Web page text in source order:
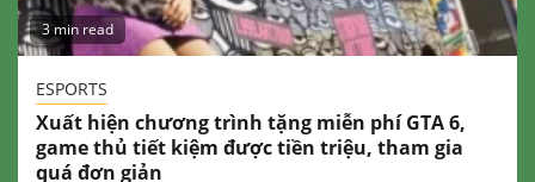
3 min read
ESPORTS
Xuất hiện chương trình tặng miễn phí GTA 6,
game thủ tiết kiệm được tiền triệu, tham gia
quá đơn giản